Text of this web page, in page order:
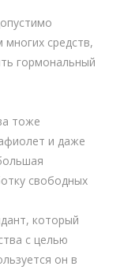
средств,
гормональный
тоже
и даже
свободных
который
с целью
он в